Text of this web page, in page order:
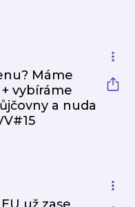
Máme
vybíráme
a nuda